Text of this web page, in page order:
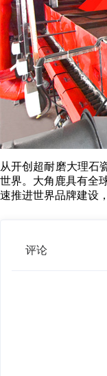
从开创超耐磨大理石
世界。大角鹿具有全
速推进世界品牌建设
评论